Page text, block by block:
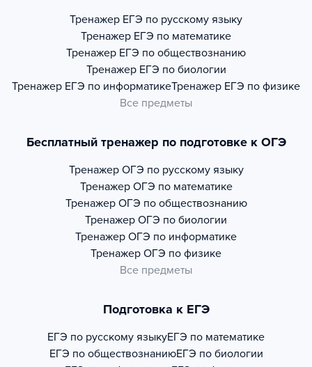
Тренажер ЕГЭ по русскому языку
Тренажер ЕГЭ по математике
Тренажер ЕГЭ по обществознанию
Тренажер ЕГЭ по биологии
Тренажер ЕГЭ по информатикеТренажер ЕГЭ по физике
Все предметы
Бесплатный тренажер по подготовке к ОГЭ
Тренажер ОГЭ по русскому языку
Тренажер ОГЭ по математике
Тренажер ОГЭ по обществознанию
Тренажер ОГЭ по биологии
Тренажер ОГЭ по информатике
Тренажер ОГЭ по физике
Все предметы
Подготовка к ЕГЭ
ЕГЭ по русскому языкуЕГЭ по математике
ЕГЭ по обществознаниюЕГЭ по биологии